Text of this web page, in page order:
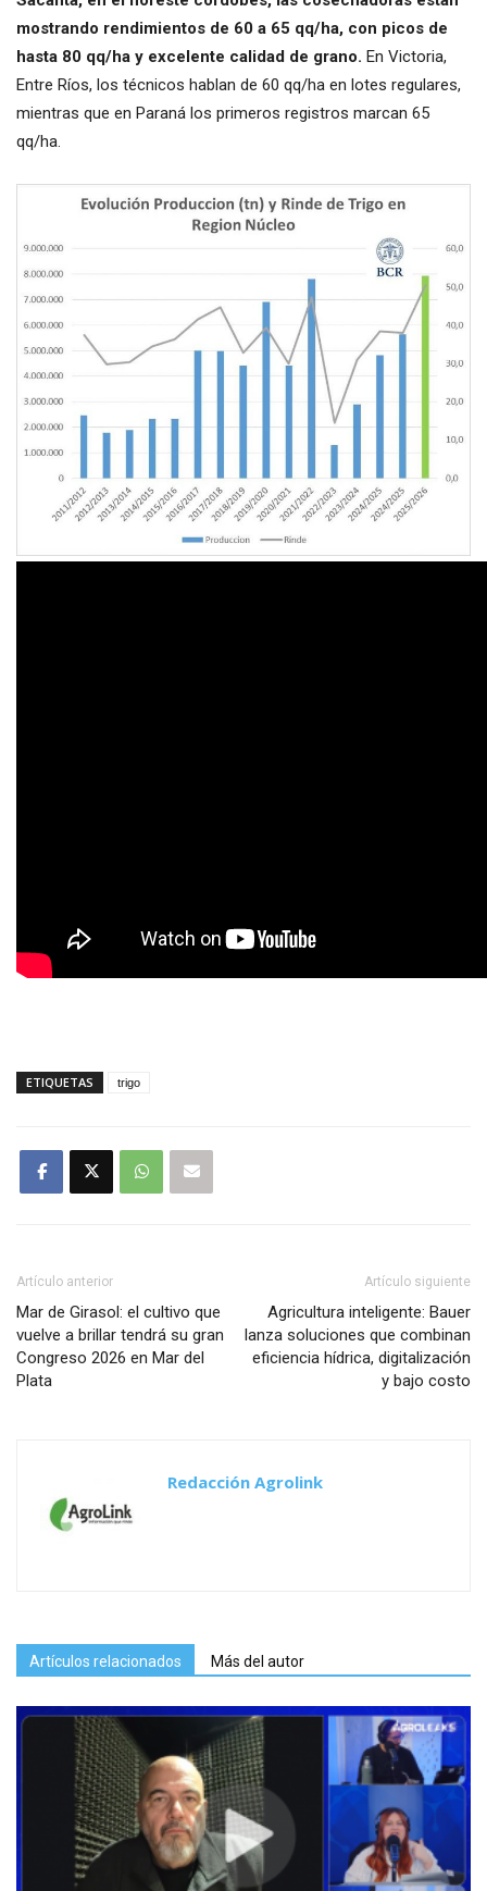
mostrando rendimientos de 60 a 65 qq/ha, con picos de
hasta 80 qq/ha y excelente calidad de grano. En Victoria,
Entre Ríos, los técnicos hablan de 60 qq/ha en lotes regulares,
mientras que en Paraná los primeros registros marcan 65
qq/ha.
ETIQUETAS trigo
Artículo anterior
Mar de Girasol: el cultivo que
vuelve a brillar tendrá su gran
Congreso 2026 en Mar del
Plata
Artículo siguiente
Agricultura inteligente: Bauer
lanza soluciones que combinan
eficiencia hídrica, digitalización
y bajo costo
Redacción Agrolink
Artículos relacionados Más del autor